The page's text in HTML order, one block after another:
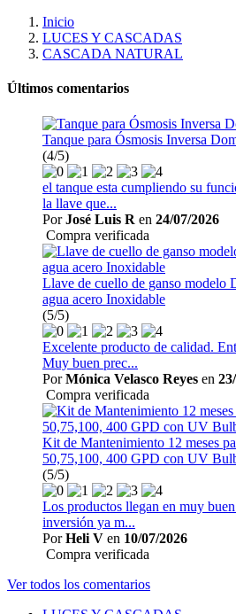
Inicio
LUCES Y CASCADAS
CASCADA NATURAL
Últimos comentarios
Tanque para Ósmosis Inversa
(4/5)
el tanque esta cumpliendo su
la llave que...
PorJosé Luis R en 24/07/2026
Compra verificada
Llave de cuello de ganso
agua acero Inoxidable
(5/5)
Excelente producto de calidad.
Muy buen prec...
PorMónica Velasco Reyes en
Compra verificada
Kit de Mantenimiento 12 meses
50,75,100, 400 GPD con UV
(5/5)
Los productos llegan en muy
inversión ya m...
PorHeli V en 10/07/2026
Compra verificada
Ver todos los comentarios